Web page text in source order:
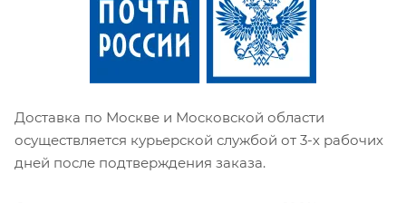
Доставка по Москве и Московской области
осуществляется курьерской службой от 3-х рабочих
дней после подтверждения заказа.